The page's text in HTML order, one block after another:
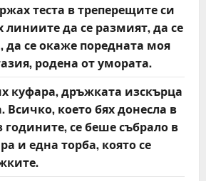
теста в треперещите си
линиите да се размият, да се
се окаже поредната моя
родена от умората.
куфара, дръжката изскърца
което бях донесла в
се беше събрало в
и една торба, която се